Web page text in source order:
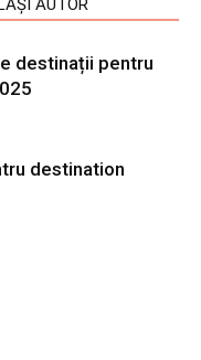
AUTOR
destinații pentru
destination